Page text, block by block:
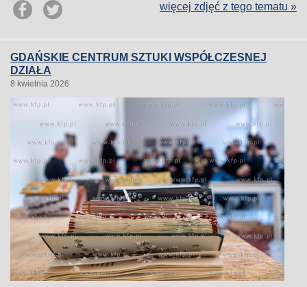
więcej zdjęć z tego tematu »
GDAŃSKIE CENTRUM SZTUKI WSPÓŁCZESNEJ
DZIAŁA
8 kwietnia 2026